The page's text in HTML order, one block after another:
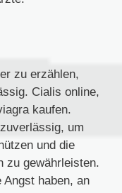
zu erzählen,
Cialis online,
kaufen.
um
und die
zu gewährleisten.
Angst haben, an